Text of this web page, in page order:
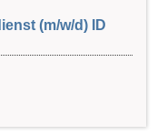
(m/w/d) ID